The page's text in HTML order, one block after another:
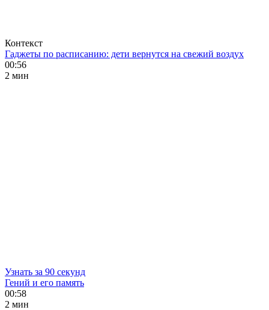
Контекст
Гаджеты по расписанию: дети вернутся на свежий воздух
00:56
2 мин
Узнать за 90 секунд
Гений и его память
00:58
2 мин